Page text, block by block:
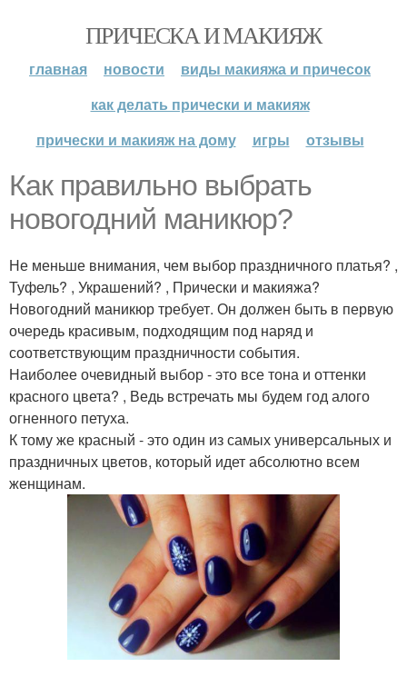
ПРИЧЕСКА И МАКИЯЖ
главная новости
виды макияжа и причесок
как делать прически и макияж
прически и макияж на дому
игры отзывы
Как правильно выбрать
новогодний маникюр?
Не меньше внимания, чем выбор праздничного платья? ,
Туфель? , Украшений? , Прически и макияжа?
Новогодний маникюр требует. Он должен быть в первую
очередь красивым, подходящим под наряд и
соответствующим праздничности события.
Наиболее очевидный выбор - это все тона и оттенки
красного цвета? , Ведь встречать мы будем год алого
огненного петуха.
К тому же красный - это один из самых универсальных и
праздничных цветов, который идет абсолютно всем
женщинам.